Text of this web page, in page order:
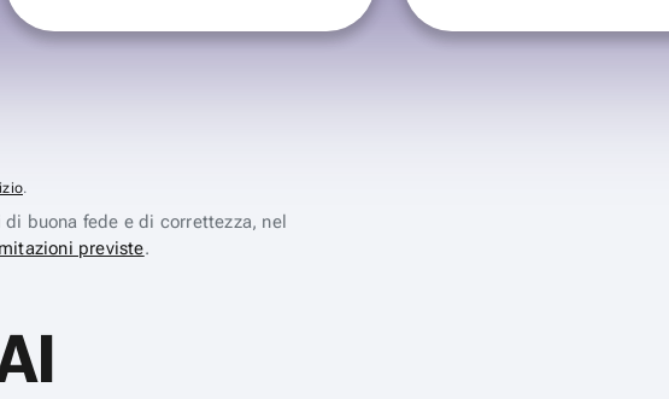
.
buona fede e di correttezza, nel
previste.